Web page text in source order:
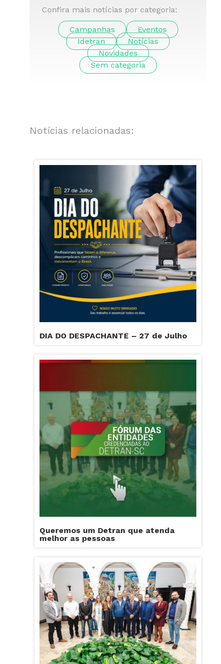
Confira mais notícias por categoria:
Campanhas
Eventos
Idetran
Notícias
Novidades
Sem categoria
Notícias relacionadas:
DIA DO DESPACHANTE – 27 de Julho
Queremos um Detran que atenda
melhor as pessoas